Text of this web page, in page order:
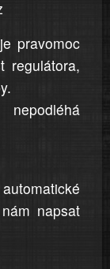
pravomoc
regulátora,
napsat